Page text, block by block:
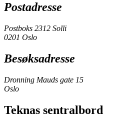
Postadresse
Postboks 2312 Solli
0201 Oslo
Besøksadresse
Dronning Mauds gate 15
Oslo
Teknas sentralbord